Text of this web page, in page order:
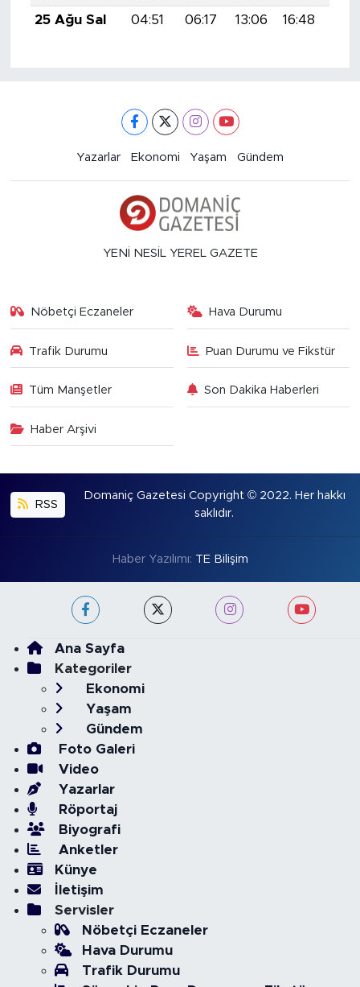
25 Ağu Sal
04:51 06:17 13:06 16:48
Yazarlar Ekonomi Yaşam Gündem
YENİ NESİL YEREL GAZETE
Nöbetçi Eczaneler Hava Durumu
Trafik Durumu Puan Durumu ve Fikstür
Tüm Manşetler Son Dakika Haberleri
Haber Arşivi
RSS
Domaniç Gazetesi Copyright © 2022. Her hakkı
saklıdır.
Haber Yazılımı: TE Bilişim
Ana Sayfa
Kategoriler
Ekonomi
Yaşam
Gündem
Foto Galeri
Video
Yazarlar
Röportaj
Biyografi
Anketler
Künye
İletişim
Servisler
Nöbetçi Eczaneler
Hava Durumu
Trafik Durumu